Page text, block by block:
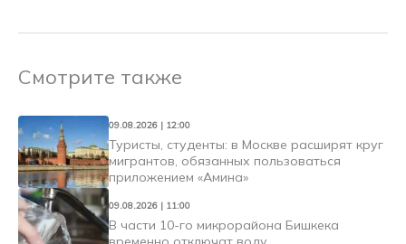
Смотрите также
09.08.2026 | 12:00
Туристы, студенты: в Москве расширят круг
мигрантов, обязанных пользоваться
приложением «Амина»
09.08.2026 | 11:00
В части 10-го микрорайона Бишкека